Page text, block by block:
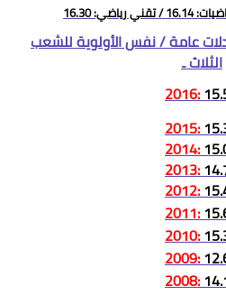
عامة / نفس الأولوية للشعب
الثلاث ـ
:2016
:2015
:2014
:2013
:2012
:2011
:2010
:2009
:2008